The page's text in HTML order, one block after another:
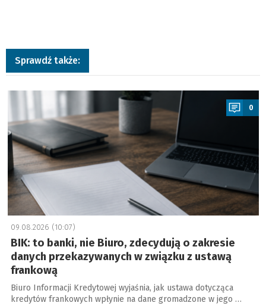
Sprawdź także:
a
0
09.08.2026 (10:07)
BIK: to banki, nie Biuro, zdecydują o zakresie
danych przekazywanych w związku z ustawą
frankową
Biuro Informacji Kredytowej wyjaśnia, jak ustawa dotycząca
kredytów frankowych wpłynie na dane gromadzone w jego …